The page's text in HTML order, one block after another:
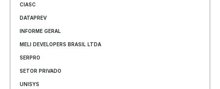
CIASC
DATAPREV
INFORME GERAL
MELI DEVELOPERS BRASIL LTDA
SERPRO
SETOR PRIVADO
UNISYS